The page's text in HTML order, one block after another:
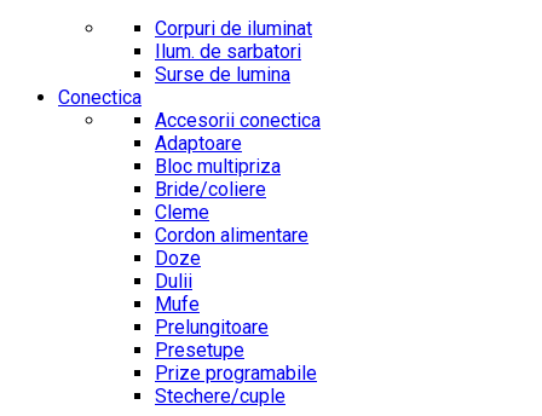
Corpuri de iluminat
Ilum. de sarbatori
Surse de lumina
Conectica
Accesorii conectica
Adaptoare
Bloc multipriza
Bride/coliere
Cleme
Cordon alimentare
Doze
Dulii
Mufe
Prelungitoare
Presetupe
Prize programabile
Stechere/cuple